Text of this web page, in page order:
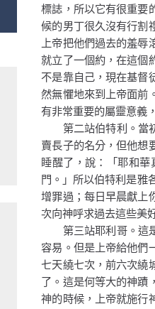
標誌，所以它有很重要
候的男丁很久沒有行割
上帝把他們過去的羞
就立了一個約，在這個
不是靠自己，現在基督
然無懼地來到上帝面前
有非常重要的屬靈意義
第二站伯特利。當
賣長子的名分，但他想
睡醒了，說：「耶和
門。」所以伯特利是雅
增罪過；每日早晨獻上
次向神呼求過去這些美
第三站耶利哥。這
容易。但是上帝給他們
七天繞七次，前六次繞
了。這是何等大的神蹟
神的時候，上帝就施行